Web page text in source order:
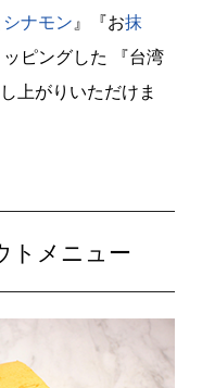
シナモン』『お抹
ピングした 『台湾
上がりいただけま
トメニュー